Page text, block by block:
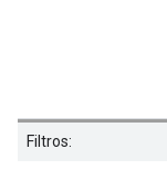
Filtros: